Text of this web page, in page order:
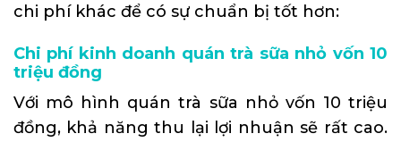
chi phí khác để có sự chuẩn bị tốt hơn:
Chi phí kinh doanh quán trà sữa nhỏ vốn 10
triệu đồng
Với mô hình quán trà sữa nhỏ vốn 10 triệu
đồng, khả năng thu lại lợi nhuận sẽ rất cao.